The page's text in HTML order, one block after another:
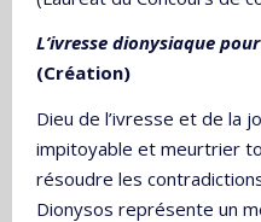
L’ivresse dionysiaque
(Création)
Dieu de l’ivresse et de la
impitoyable et meurtrier
résoudre les
Dionysos représente un